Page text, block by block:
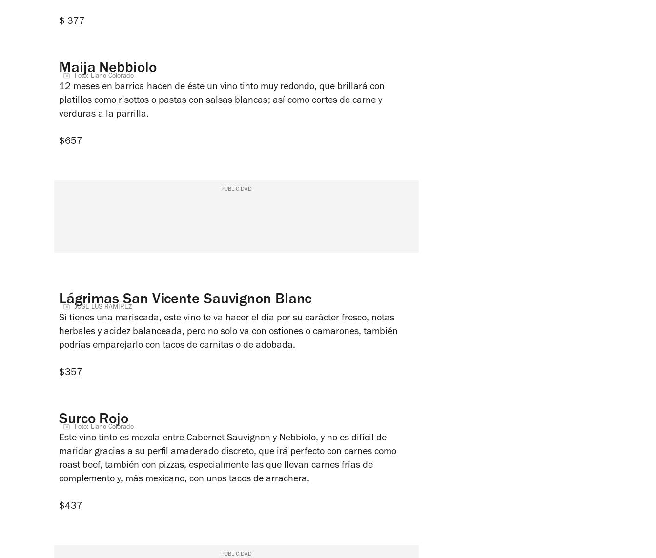
$ 377
Maija Nebbiolo
Foto: Llano Colorado
12 meses en barrica hacen de éste un vino tinto muy redondo, que brillará con
platillos como risottos o pastas con salsas blancas; así como cortes de carne y
verduras a la parrilla.
$657
PUBLICIDAD
Lágrimas San Vicente Sauvignon Blanc
JOSE LUS RAMIREZ
Si tienes una mariscada, este vino te va hacer el día por su carácter fresco, notas
herbales y acidez balanceada, pero no solo va con ostiones o camarones, también
podrías emparejarlo con tacos de carnitas o de adobada.
$357
Surco Rojo
Foto: Llano Colorado
Este vino tinto es mezcla entre Cabernet Sauvignon y Nebbiolo, y no es difícil de
maridar gracias a su perfil amaderado discreto, que irá perfecto con carnes como
roast beef, también con pizzas, especialmente las que llevan carnes frías de
complemento y, más mexicano, con unos tacos de arrachera.
$437
PUBLICIDAD